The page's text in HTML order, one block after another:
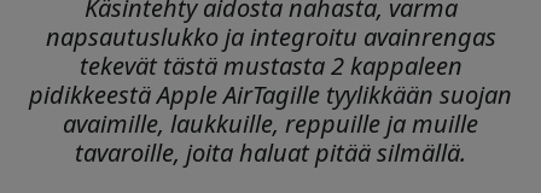
Käsintehty aidosta nahasta, varma
napsautuslukko ja integroitu avainrengas
tekevät tästä mustasta 2 kappaleen
pidikkeestä Apple AirTagille tyylikkään suojan
avaimille, laukkuille, reppuille ja muille
tavaroille, joita haluat pitää silmällä.